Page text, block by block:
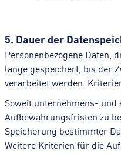
5. Dauer der
Personenbezogene Daten,
lange gespeichert, bis der
verarbeitet werden.
Soweit unternehmens-
Aufbewahrungsfristen zu
Speicherung bestimmter
Weitere Kriterien für die